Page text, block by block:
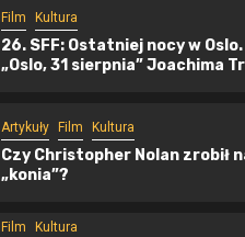
Film Kultura
26. SFF: Ostatniej nocy w Oslo.
„Oslo, 31 sierpnia” Joachima
Artykuły Film Kultura
Czy Christopher Nolan zrobił
„konia”?
Film Kultura